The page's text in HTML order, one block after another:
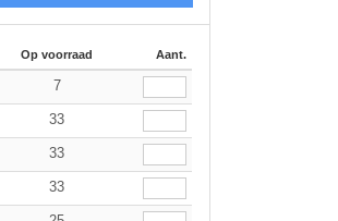
Op voorraad Aant.
7
33
33
33